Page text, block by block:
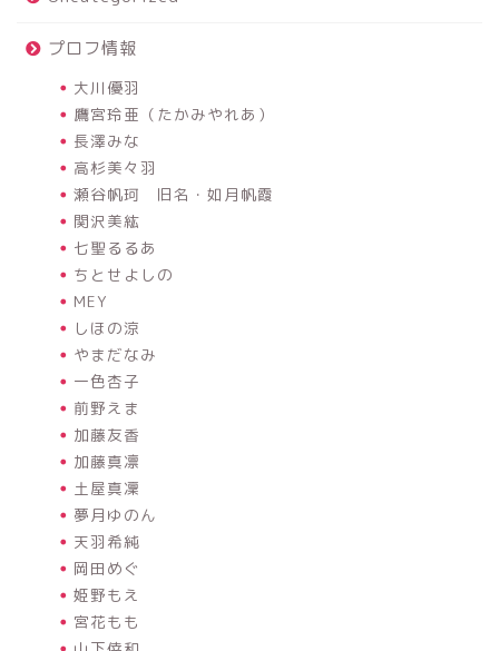
プロフ情報
大川優羽
鷹宮玲亜（たかみやれあ）
長澤みな
高杉美々羽
瀬谷帆珂 旧名・如月帆霞
関沢美紘
七聖るるあ
ちとせよしの
MEY
しほの涼
やまだなみ
一色杏子
前野えま
加藤友香
加藤真凛
土屋真凜
夢月ゆのん
天羽希純
岡田めぐ
姫野もえ
宮花もも